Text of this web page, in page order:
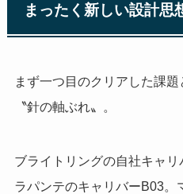
まったく新しい設計思
まず一つ目のクリアした課
〝針の軸ぶれ〟。
ブライトリングの自社キャリ
ラパンテのキャリバーB03。